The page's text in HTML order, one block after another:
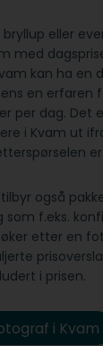
eller
med
kan ha en
en erfaren
per dag. Det
i Kvam ut
er.
også
som f.eks.
etter en
i prisen.
i Kvam